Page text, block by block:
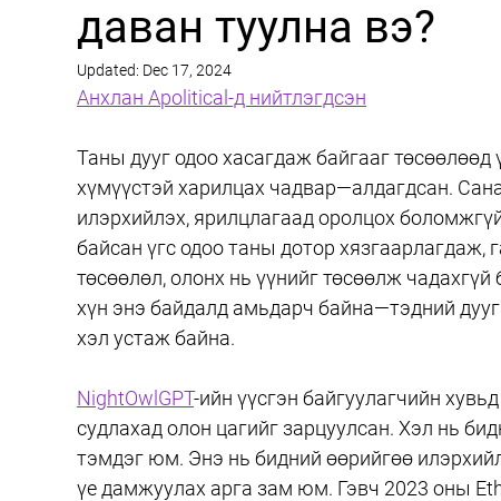
даван туулна вэ?
Updated: Dec 17, 2024
Анхлан Apolitical-д нийтлэгдсэн
Таны дууг одоо хасагдаж байгааг
хүмүүстэй харилцах чадвар—алдагдсан.
илэрхийлэх, ярилцлагаад оролцох
байсан үгс одоо таны дотор хязгаарлагдаж,
төсөөлөл, олонх нь үүнийг төсөөлж
хүн энэ байдалд амьдарч байна—тэдний
хэл устаж байна.
NightOwlGPT-ийн үүсгэн байгуулагчийн
судлахад олон цагийг зарцуулсан. Хэл нь
тэмдэг юм. Энэ нь бидний өөрийгөө
үе дамжуулах арга зам юм. Гэвч 2023 оны